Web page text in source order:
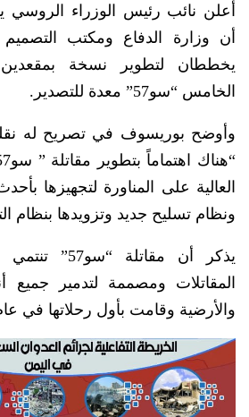
أعلن نائب رئيس الوزراء الروسي
أن وزارة الدفاع ومكتب
يخططان لتطوير نسخة
الخامس “سو57” معدة للتصدير.
وأوضح بوريسوف في تصريح له
العالية على المناورة لتجهيزها
ونظام تسليح جديد وتزويدها بنظام
يذكر أن
المقاتلات ومصممة لتدمير جميع
والأرضية وقامت بأول رحلاتها في عام